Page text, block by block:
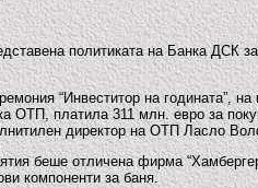
политиката на Банка ДСК за
“Инвеститор на годината”, на
ОТП, платила 311 млн. евро за
директор на ОТП Ласло
беше отличена фирма
компоненти за баня.